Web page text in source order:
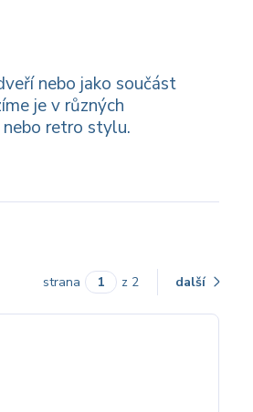
nebo jako součást
je v různých
retro stylu.
strana z 2 další